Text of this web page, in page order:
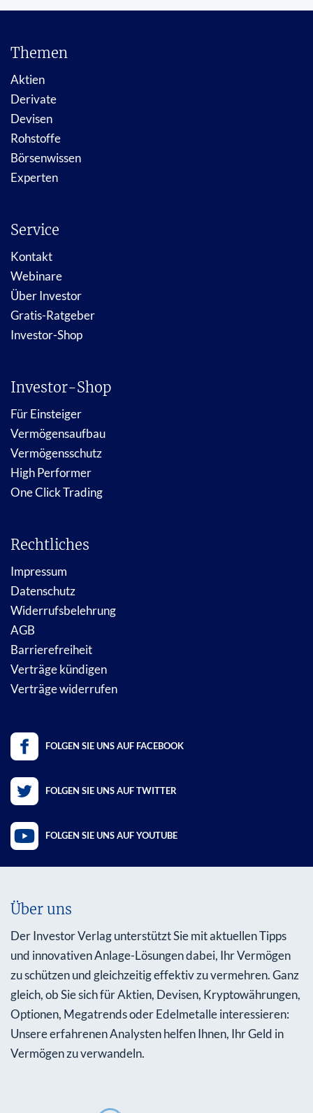
Themen
Aktien
Derivate
Devisen
Rohstoffe
Börsenwissen
Experten
Service
Kontakt
Webinare
Über Investor
Gratis-Ratgeber
Investor-Shop
Investor-Shop
Für Einsteiger
Vermögensaufbau
Vermögensschutz
High Performer
One Click Trading
Rechtliches
Impressum
Datenschutz
Widerrufsbelehrung
AGB
Barrierefreiheit
Verträge kündigen
Verträge widerrufen
FOLGEN SIE UNS AUF FACEBOOK
FOLGEN SIE UNS AUF TWITTER
FOLGEN SIE UNS AUF YOUTUBE
Über uns
Der Investor Verlag unterstützt Sie mit aktuellen Tipps
und innovativen Anlage-Lösungen dabei, Ihr Vermögen
zu schützen und gleichzeitig effektiv zu vermehren. Ganz
gleich, ob Sie sich für Aktien, Devisen, Kryptowährungen,
Optionen, Megatrends oder Edelmetalle interessieren:
Unsere erfahrenen Analysten helfen Ihnen, Ihr Geld in
Vermögen zu verwandeln.